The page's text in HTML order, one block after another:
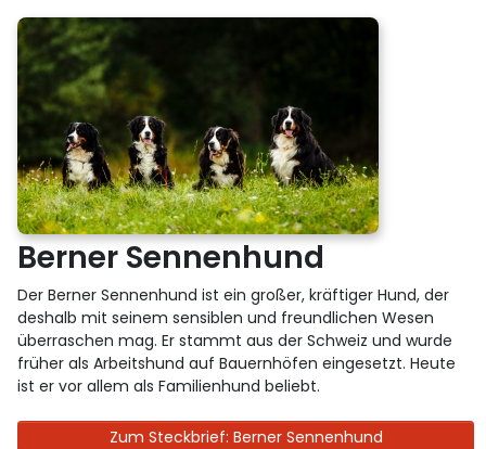
Berner Sennenhund
Der Berner Sennenhund ist ein großer, kräftiger Hund, der
deshalb mit seinem sensiblen und freundlichen Wesen
überraschen mag. Er stammt aus der Schweiz und wurde
früher als Arbeitshund auf Bauernhöfen eingesetzt. Heute
ist er vor allem als Familienhund beliebt.
Zum Steckbrief: Berner Sennenhund